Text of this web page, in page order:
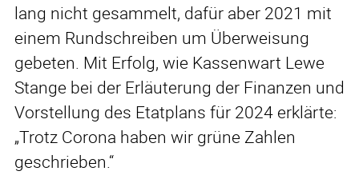
lang nicht gesammelt, dafür aber 2021 mit
einem Rundschreiben um Überweisung
gebeten. Mit Erfolg, wie Kassenwart Lewe
Stange bei der Erläuterung der Finanzen und
Vorstellung des Etatplans für 2024 erklärte:
„Trotz Corona haben wir grüne Zahlen
geschrieben.“